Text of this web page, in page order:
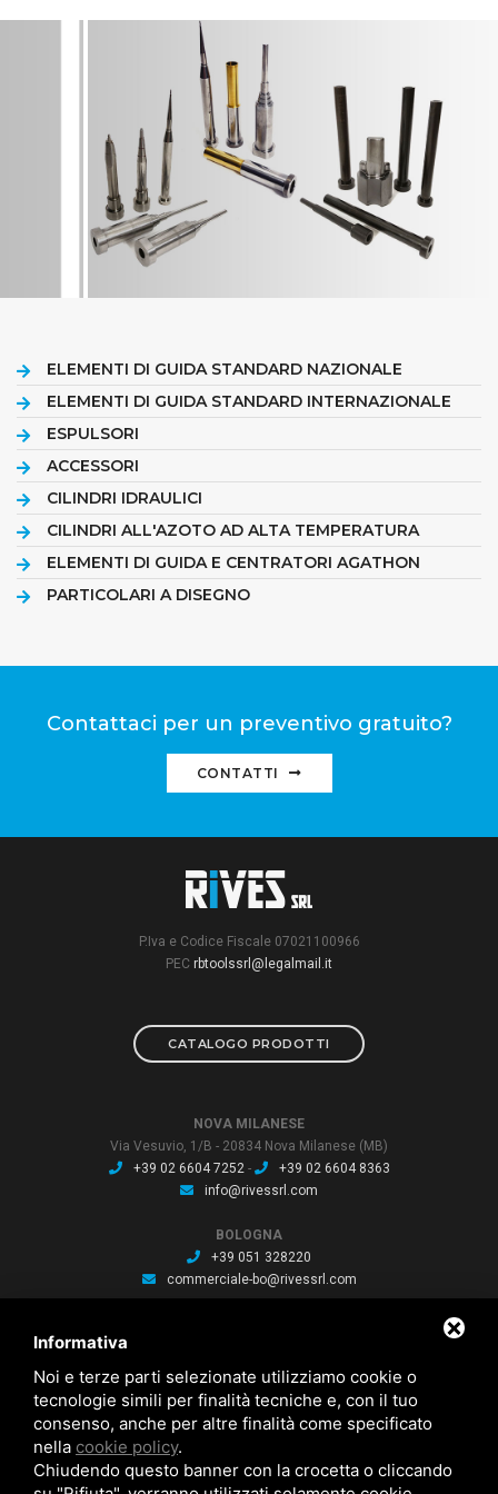
ELEMENTI DI GUIDA STANDARD NAZIONALE
ELEMENTI DI GUIDA STANDARD INTERNAZIONALE
ESPULSORI
ACCESSORI
CILINDRI IDRAULICI
CILINDRI ALL'AZOTO AD ALTA TEMPERATURA
ELEMENTI DI GUIDA E CENTRATORI AGATHON
PARTICOLARI A DISEGNO
Contattaci per un preventivo gratuito?
CONTATTI
P.Iva e Codice Fiscale 07021100966
PEC rbtoolssrl@legalmail.it
CATALOGO PRODOTTI
NOVA MILANESE
Via Vesuvio, 1/B - 20834 Nova Milanese (MB)
+39 02 6604 7252-
+39 02 6604 8363
info@rivessrl.com
BOLOGNA
+39 051 328220
commerciale-bo@rivessrl.com
commerciale-pn@rivessrl.com
ULTIME NEWS
Nuova BP smart installata: Nuova BP smart installata
Nuova bussola Agathon: Nuova bussola Agathon per stampaggio
plastica
Informativa
Noi e terze parti selezionate utilizziamo cookie o
tecnologie simili per finalità tecniche e, con il tuo
consenso, anche per altre finalità come specificato
nella cookie policy.
Chiudendo questo banner con la crocetta o cliccando